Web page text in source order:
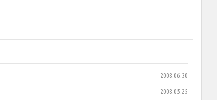
2008.06.30
2008.05.25